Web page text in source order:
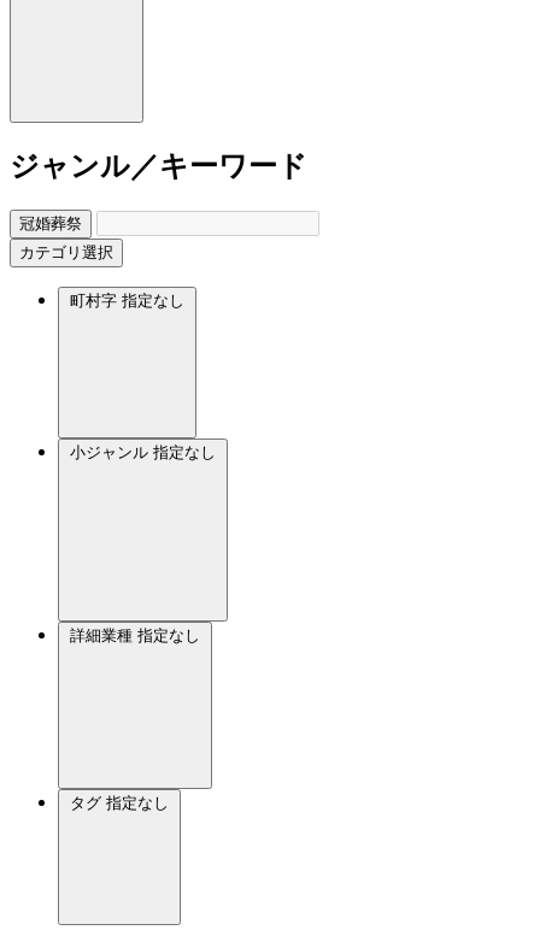
ジャンル／キーワード
冠婚葬祭
カテゴリ選択
町村字 指定なし
小ジャンル 指定なし
詳細業種 指定なし
タグ 指定なし